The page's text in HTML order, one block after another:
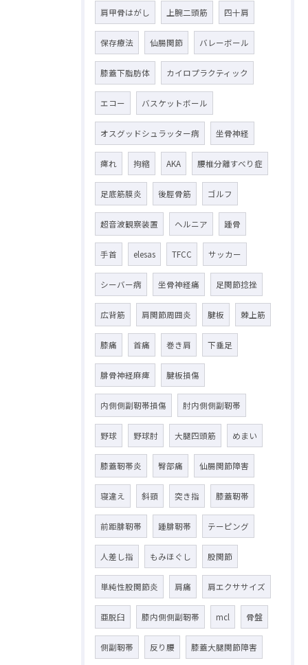
肩甲骨はがし 上腕二頭筋 四十肩
保存療法 仙腸関節 バレーボール
膝蓋下脂肪体 カイロプラクティック
エコー バスケットボール
オスグッドシュラッター病 坐骨神経
痺れ 拘縮 AKA 腰椎分離すべり症
足底筋膜炎 後脛骨筋 ゴルフ
超音波観察装置 ヘルニア 踵骨
手首 elesas TFCC サッカー
シーバー病 坐骨神経痛 足関節捻挫
広背筋 肩関節周囲炎 腱板 棘上筋
膝痛 首痛 巻き肩 下垂足
腓骨神経麻痺 腱板損傷
内側側副靭帯損傷 肘内側側副靭帯
野球 野球肘 大腿四頭筋 めまい
膝蓋靭帯炎 臀部痛 仙腸関節障害
寝違え 斜頸 突き指 膝蓋靭帯
前距腓靭帯 踵腓靭帯 テーピング
人差し指 もみほぐし 股関節
単純性股関節炎 肩痛 肩エクササイズ
亜脱臼 膝内側側副靭帯 mcl 骨盤
側副靭帯 反り腰 膝蓋大腿関節障害